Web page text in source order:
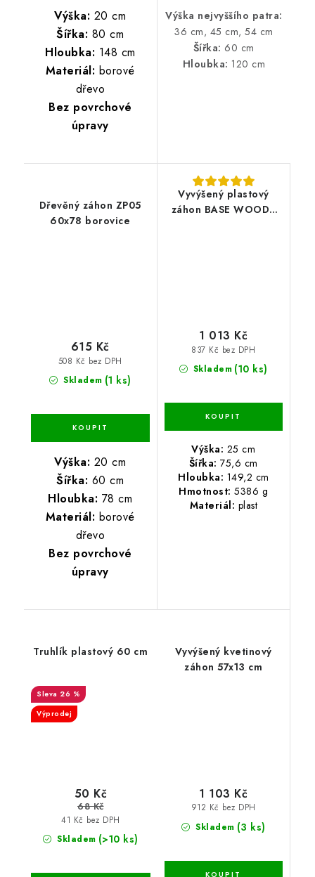
Výška: 20 cm
Šířka: 80 cm
Hloubka: 148 cm
Materiál: borové
dřevo
Bez povrchové
úpravy
Výška nejvyššího patra:
36 cm, 45 cm, 54 cm
Šířka: 60 cm
Hloubka: 120 cm
Dřevěný záhon ZP05
60x78 borovice
Skladem (1 ks)
508 Kč bez DPH
615 Kč
Výška: 20 cm
Šířka: 60 cm
Hloubka: 78 cm
Materiál: borové
dřevo
Bez povrchové
úpravy
Vyvýšený plastový
záhon BASE WOODY
Skladem (10 ks)
837 Kč bez DPH
1 013 Kč
Výška: 25 cm
Šířka: 75,6 cm
Hloubka: 149,2 cm
Hmotnost: 5386 g
Materiál: plast
Truhlík plastový 60 cm
26 %
Výprodej
Skladem (>10 ks)
41 Kč bez DPH
50 Kč
68 Kč
Vyvýšený kvetinový
záhon 57x13 cm
Skladem (3 ks)
912 Kč bez DPH
1 103 Kč